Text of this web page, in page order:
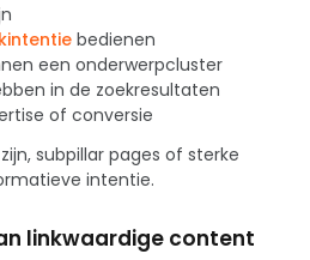
bedienen
een onderwerpcluster
in de zoekresultaten
of conversie
subpillar pages of sterke
intentie.
linkwaardige content